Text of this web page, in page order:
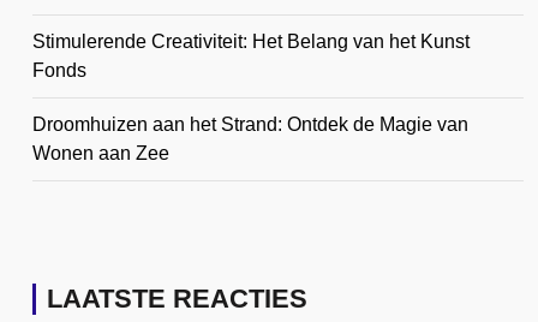
Stimulerende Creativiteit: Het Belang van het Kunst
Fonds
Droomhuizen aan het Strand: Ontdek de Magie van
Wonen aan Zee
LAATSTE REACTIES